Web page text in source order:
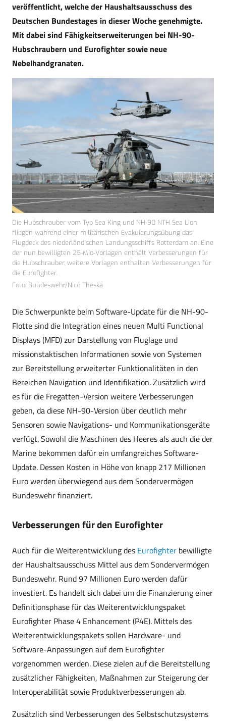
veröffentlicht, welche der Haushaltsausschuss des
Deutschen Bundestages in dieser Woche genehmigte.
Mit dabei sind Fähigkeitserweiterungen bei NH-90-
Hubschraubern und Eurofighter sowie neue
Nebelhandgranaten.
Die Hubschrauber vom Typ Sea King und NH-90 NTH Sea Lion
fliegen während einer militärischen Evakuierungsübung das
Flugdeck des niederländischen Landungsschiffs Rotterdam an. Eine
der nun bewilligten 25-Mio-Vorlagen enthält Verbesserungen für
die Hubschrauber, weitere Vorlagen enthalten Verbesserungen für
die Eurofighter.
Foto: Bundeswehr/Nico Theska
Die Schwerpunkte beim Software-Update für die NH-90-
Flotte sind die Integration eines neuen Multi Functional
Displays (MFD) zur Darstellung von Fluglage und
missionstaktischen Informationen sowie von Systemen
zur Bereitstellung erweiterter Funktionalitäten in den
Bereichen Navigation und Identifikation. Zusätzlich wird
es für die Fregatten-Version weitere Verbesserungen
geben, da diese NH-90-Version über deutlich mehr
Sensoren sowie Navigations- und Kommunikationsgeräte
verfügt. Sowohl die Maschinen des Heeres als auch die der
Marine bekommen dafür ein umfangreiches Software-
Update. Dessen Kosten in Höhe von knapp 217 Millionen
Euro werden überwiegend aus dem Sondervermögen
Bundeswehr finanziert.
Verbesserungen für den Eurofighter
Auch für die Weiterentwicklung des Eurofighter bewilligte
der Haushaltsausschuss Mittel aus dem Sondervermögen
Bundeswehr. Rund 97 Millionen Euro werden dafür
investiert. Es handelt sich dabei um die Finanzierung einer
Definitionsphase für das Weiterentwicklungspaket
Eurofighter Phase 4 Enhancement (P4E). Mittels des
Weiterentwicklungspakets sollen Hardware- und
Software-Anpassungen auf dem Eurofighter
vorgenommen werden. Diese zielen auf die Bereitstellung
zusätzlicher Fähigkeiten, Maßnahmen zur Steigerung der
Interoperabilität sowie Produktverbesserungen ab.
Zusätzlich sind Verbesserungen des Selbstschutzsystems